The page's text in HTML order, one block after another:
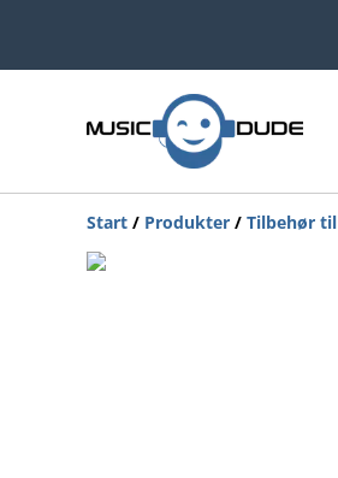
Start / Produkter / Tilbehør